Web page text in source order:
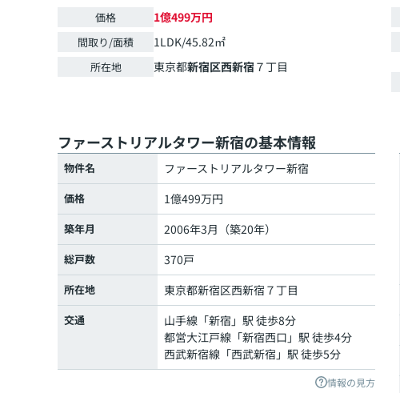
価格 1億499万円
間取り/面積 1LDK/45.82㎡
所在地 東京都新宿区西新宿７丁目
ファーストリアルタワー新宿の基本情報
物件名 ファーストリアルタワー新宿
価格 1億499万円
築年月 2006年3月（築20年）
総戸数 370戸
所在地 東京都新宿区西新宿 ７丁目
交通 山手線 「新宿 」駅 徒歩8分
都営大江戸線 「新宿西口 」駅 徒歩4分
西武新宿線 「西武新宿 」駅 徒歩5分
情報の見方